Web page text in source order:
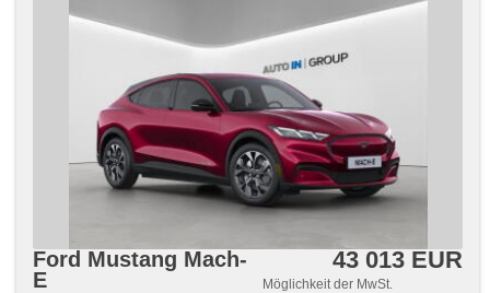
Ford Mustang Mach-
E
43 013 EUR
Möglichkeit der MwSt.